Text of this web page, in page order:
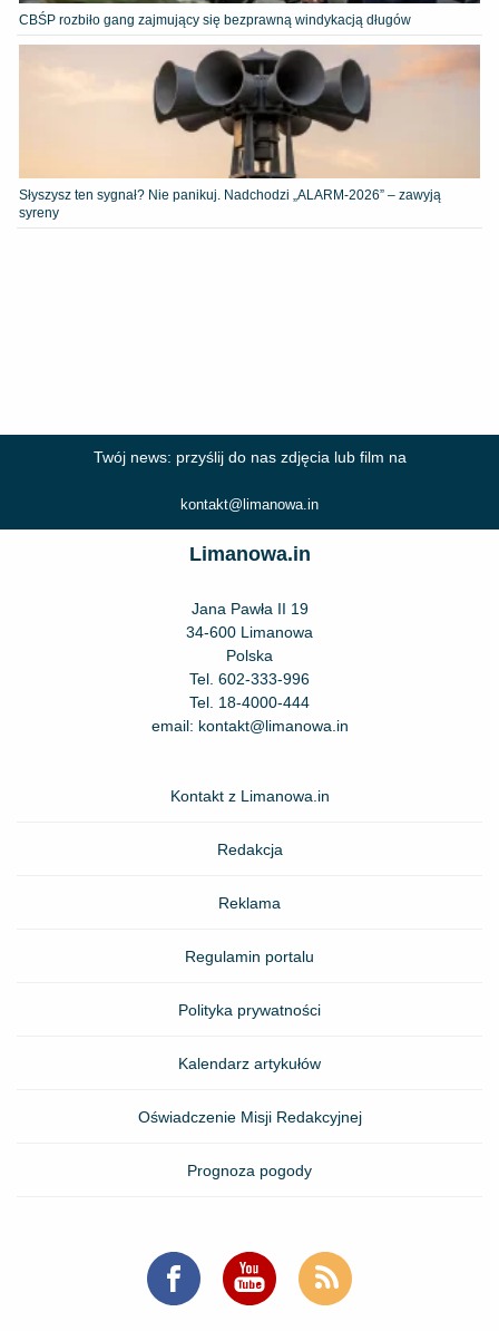
CBŚP rozbiło gang zajmujący się bezprawną windykacją długów
Słyszysz ten sygnał? Nie panikuj. Nadchodzi „ALARM-2026” – zawyją
syreny
Twój news: przyślij do nas zdjęcia lub film na
kontakt@limanowa.in
Limanowa.in
Jana Pawła II 19
34-600 Limanowa
Polska
Tel. 602-333-996
Tel. 18-4000-444
email: kontakt@limanowa.in
Kontakt z Limanowa.in
Redakcja
Reklama
Regulamin portalu
Polityka prywatności
Kalendarz artykułów
Oświadczenie Misji Redakcyjnej
Prognoza pogody